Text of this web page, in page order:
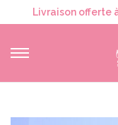
Livraison offerte